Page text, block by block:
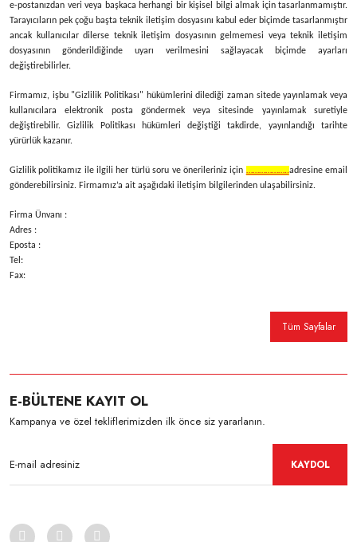
e-postanızdan veri veya başkaca herhangi bir kişisel bilgi almak için tasarlanmamıştır.
Tarayıcıların pek çoğu başta teknik iletişim dosyasını kabul eder biçimde tasarlanmıştır
ancak kullanıcılar dilerse teknik iletişim dosyasının gelmemesi veya teknik iletişim
dosyasının gönderildiğinde uyarı verilmesini sağlayacak biçimde ayarları
değiştirebilirler.
Firmamız, işbu "Gizlilik Politikası" hükümlerini dilediği zaman sitede yayınlamak veya
kullanıcılara elektronik posta göndermek veya sitesinde yayınlamak suretiyle
değiştirebilir. Gizlilik Politikası hükümleri değiştiği takdirde, yayınlandığı tarihte
yürürlük kazanır.
Gizlilik politikamız ile ilgili her türlü soru ve önerileriniz için ………………..adresine email
gönderebilirsiniz. Firmamız’a ait aşağıdaki iletişim bilgilerinden ulaşabilirsiniz.
Firma Ünvanı :
Adres :
Eposta :
Tel:
Fax:
Tüm Sayfalar
E-BÜLTENE KAYIT OL
Kampanya ve özel tekliflerimizden ilk önce siz yararlanın.
KAYDOL